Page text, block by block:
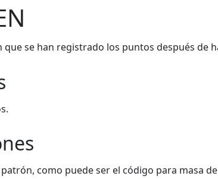
que se han registrado los puntos después de
patrón, como puede ser el código para masa